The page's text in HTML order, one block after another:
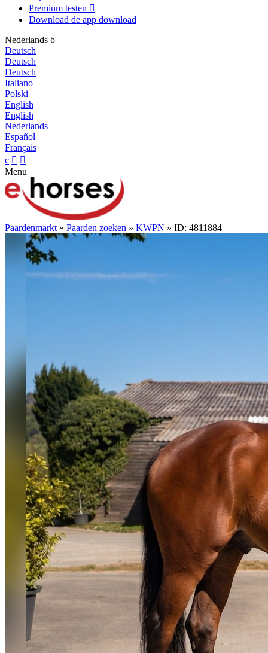
Premium testen 
Download de app download
Nederlands b
Deutsch
Deutsch
Deutsch
Italiano
Polski
English
English
Nederlands
Español
Français
c  
Menu
Paardenmarkt » Paarden zoeken » KWPN » ID: 4811884